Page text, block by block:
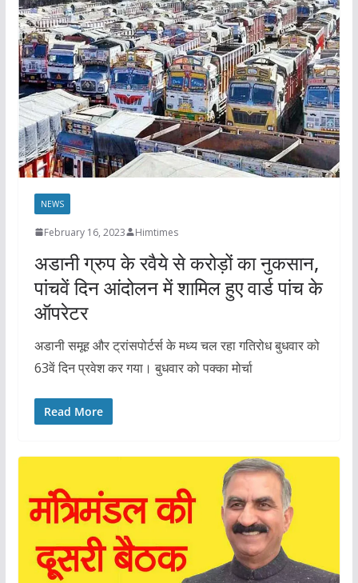
NEWS
February 16, 2023 Himtimes
अडानी ग्रुप के रवैये से करोड़ों का नुकसान,
पांचवें दिन आंदोलन में शामिल हुए वार्ड पांच के
ऑपरेटर
अडानी समूह और ट्रांसपोर्टर्स के मध्य चल रहा गतिरोध बुधवार को
63वें दिन प्रवेश कर गया। बुधवार को पक्का मोर्चा
Read More